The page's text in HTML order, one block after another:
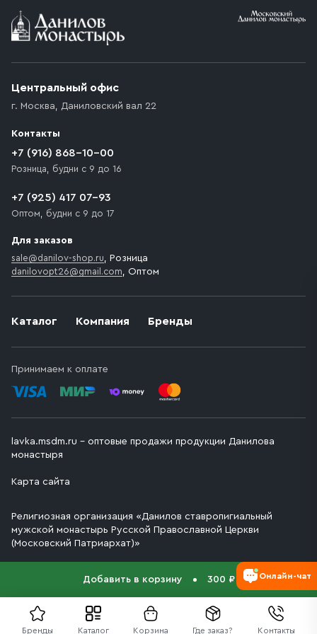
Бренды Каталог Корзина Где заказ? Контакты
Добавить в корзину 300 ₽
Условия доставки
возникают препятствия для подъезда автомобиля,
которое максимально близко к месту запланированной
движения. Если на территории места назначения
доставки предусмотрен платный въезд, то Покупателю
необходимо компенсировать стоимость въезда
Каталог Компания Бренды
Принимаем к оплате
Центральный офис
г. Москва, Даниловский вал 22
Контакты
+7 (916) 868-10-00
Розница, будни с 9 до 16
+7 (925) 417 07-93
Оптом, будни с 9 до 17
Для заказов
sale@danilov-shop.ru, Розница
danilovopt26@gmail.com, Оптом
lavka.msdm.ru – оптовые продажи продукции Данилова
монастыря
Карта сайта
Религиозная организация «Данилов ставропигиальный
мужской монастырь Русской Православной Церкви
(Московский Патриархат)»
Онлайн-чат